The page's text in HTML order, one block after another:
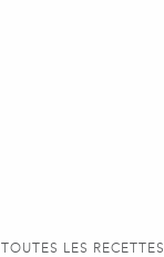
TOUTES LES RECETTES